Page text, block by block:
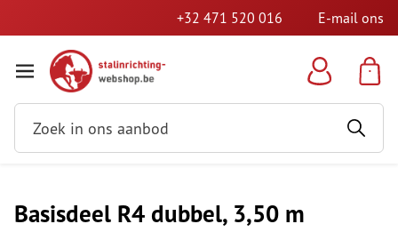
+32 471 520 016 E-mail ons
Basisdeel R4 dubbel, 3,50 m